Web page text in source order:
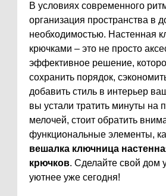
В условиях современного
организация пространства в
необходимостью. Настенная
крючками – это не просто
эффективное решение,
сохранить порядок,
добавить стиль в интерьер
вы устали тратить минуты на
мелочей, стоит обратить
функциональные элементы,
вешалка ключница
крючков. Сделайте свой дом
уютнее уже сегодня!